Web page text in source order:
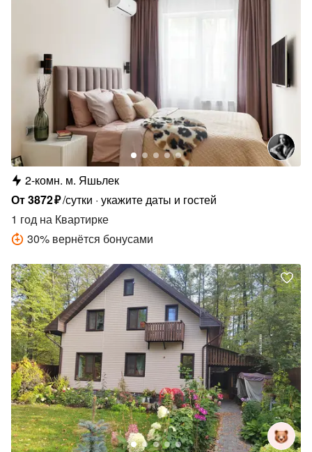
2-комн. м. Яшьлек
От3872₽/сутки укажите даты и гостей
1 год на Квартирке
30% вернётся бонусами